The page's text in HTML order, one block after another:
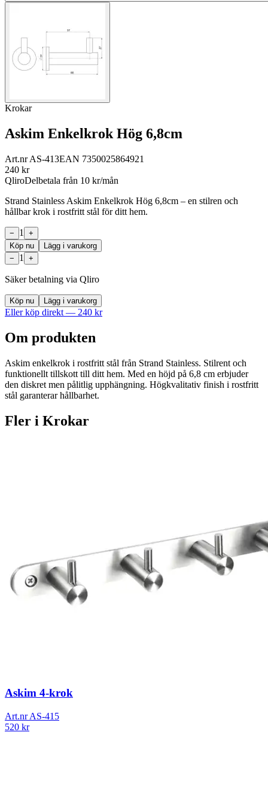
Krokar
Askim Enkelkrok Hög 6,8cm
Art.nrAS-413EAN 7350025864921
240 kr
QliroDelbetala från 10 kr/mån
Strand Stainless Askim Enkelkrok Hög 6,8cm – en stilren och
hållbar krok i rostfritt stål för ditt hem.
− 1
+
Köp nu
Lägg i varukorg
−
1 +
Säker betalning via Qliro
Köp nu Lägg i varukorg
Eller köp direkt — 240 kr
Om produkten
Askim enkelkrok i rostfritt stål från Strand Stainless. Stilrent och
funktionellt tillskott till ditt hem. Med en höjd på 6,8 cm erbjuder
den diskret men pålitlig upphängning. Högkvalitativ finish i rostfritt
stål garanterar hållbarhet.
Fler i Krokar
Askim 4-krok
Art.nrAS-415
520 kr